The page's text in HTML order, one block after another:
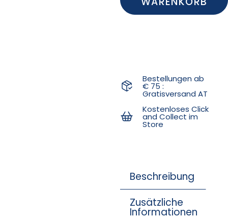
Bestellungen ab
€ 75 :
Gratisversand AT
Kostenloses Click
and Collect im
Store
Beschreibung
Zusätzliche
Informationen